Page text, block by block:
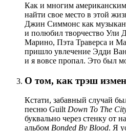
Как и многим
найти свое место в этой
Джин Симмонс как
и полюбил творчество Ули
Марино, Пэта Траверса и
пришло увлечение Эдди
и я вовсе пропал. Это был
О том, как трэш
Кстати, забавный случай
песню Guilt Down To The
буквально через стенку от
альбом Bonded By Blood. Я